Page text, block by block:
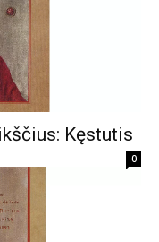
Kęstutis
0